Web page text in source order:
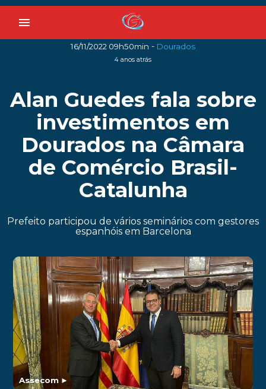
menu
16/11/2022 09h50min - Dourados
4 anos atrás
Alan Guedes fala sobre
investimentos em
Dourados na Câmara
de Comércio Brasil-
Catalunha
Prefeito participou de vários seminários com gestores
espanhóis em Barcelona
Assecom►